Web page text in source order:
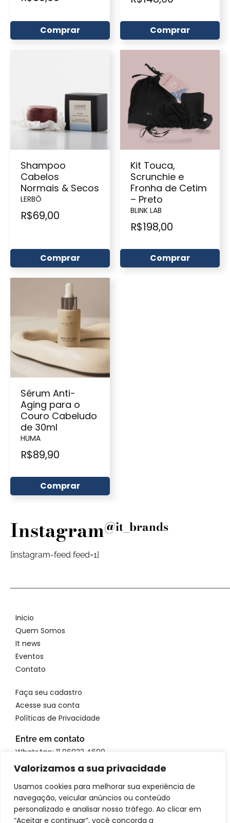
Valorizamos a sua privacidade
Usamos cookies para melhorar sua experiência de
navegação, veicular anúncios ou conteúdo
personalizado e analisar nosso tráfego. Ao clicar em
“Aceitar e continuar”, você concorda a
Comprar Comprar
Shampoo
Cabelos
Normais & Secos
LERBÔ
R$69,00
Comprar
Kit Touca,
Scrunchie e
Fronha de Cetim
– Preto
BLINK LAB
R$198,00
Comprar
Sérum Anti-
Aging para o
Couro Cabeludo
de 30ml
HUMA
R$89,90
Comprar
Instagram@it_brands
[instagram-feed feed=1]
Inicio
Quem Somos
It news
Eventos
Contato
Faça seu cadastro
Acesse sua conta
Políticas de Privacidade
Entre em contato
WhatsApp: 11 96923 4699
Email: atendimento@itbrandsbr.com
© 2025 IT brands - Todos os direitos reservados. SANTA FOSCA